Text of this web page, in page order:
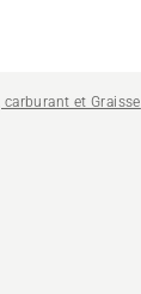
carburant et Graisse